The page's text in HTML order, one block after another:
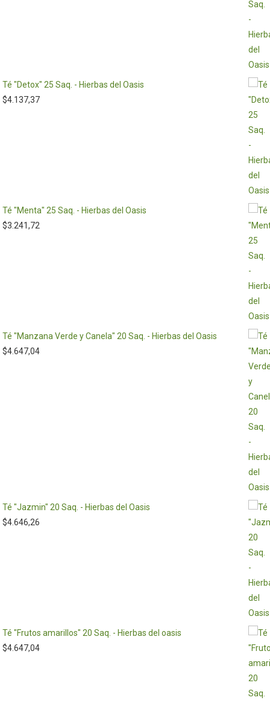
Té "Detox" 25 Saq. - Hierbas del Oasis
$4.137,37
Té "Menta" 25 Saq. - Hierbas del Oasis
$3.241,72
Té "Manzana Verde y Canela" 20 Saq. - Hierbas del Oasis
$4.647,04
Té "Jazmin" 20 Saq. - Hierbas del Oasis
$4.646,26
Té "Frutos amarillos" 20 Saq. - Hierbas del oasis
$4.647,04